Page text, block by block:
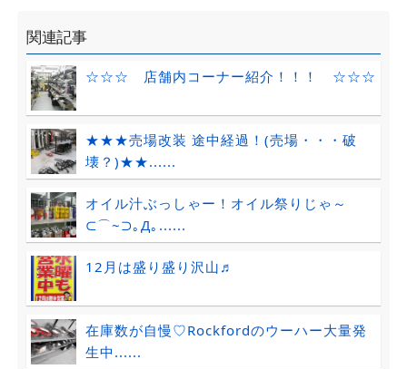
関連記事
☆☆☆ 店舗内コーナー紹介！！！ ☆☆☆
★★★売場改装 途中経過！(売場・・・破
壊？)★★......
オイル汁ぶっしゃー！オイル祭りじゃ～
⊂⌒~⊃｡Д｡......
12月は盛り盛り沢山♬
在庫数が自慢♡Rockfordのウーハー大量発
生中......